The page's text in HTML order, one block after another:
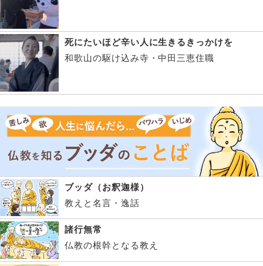
死にたいほど辛い人に生きるきっかけを
和歌山の駆け込み寺・中田三恵住職
ブッダ（お釈迦様）
教えと名言・逸話
諸行無常
仏教の根幹となる教え